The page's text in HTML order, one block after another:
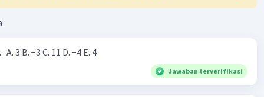
- 3
- 3
Nilai dari |−7+4|=… A. 3 B. −3 C. 11 D. −4 E. 4
Jawaban terverifikasi